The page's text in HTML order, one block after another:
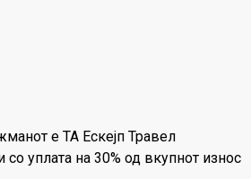
е ТА Ескејп Травел
со уплата на 30% од вкупнот износ